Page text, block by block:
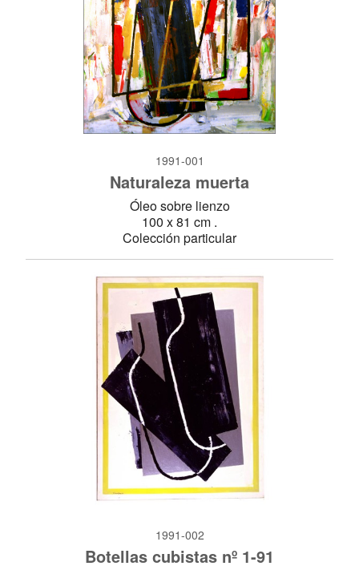
1991-001
Naturaleza muerta
Óleo sobre lienzo
100 x 81 cm .
Colección particular
1991-002
Botellas cubistas nº 1-91